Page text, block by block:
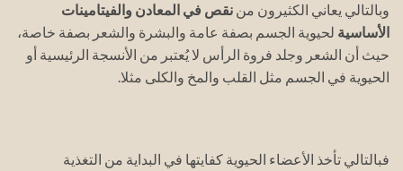
وبالتالي يعاني الكثيرون من نقص في المعادن والفيتامينات
الأساسية لحيوية الجسم بصفة عامة والبشرة والشعر بصفة خاصة،
حيث أن الشعر وجلد فروة الرأس لا يُعتبر من الأنسجة الرئيسية أو
الحيوية في الجسم مثل القلب والمخ والكلى مثلا.
فبالتالي تأخذ الأعضاء الحيوية كفايتها في البداية من التغذية